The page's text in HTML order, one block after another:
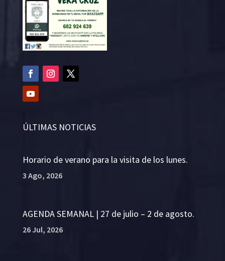
ÚLTIMAS NOTICIAS
Horario de verano para la visita de los lunes.
3 Ago, 2026
AGENDA SEMANAL | 27 de julio – 2 de agosto.
26 Jul, 2026